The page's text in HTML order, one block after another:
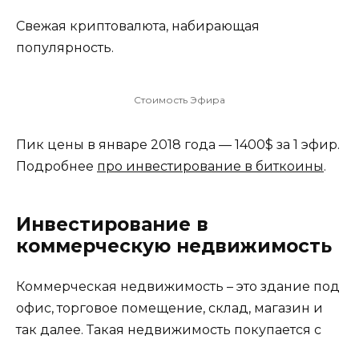
Свежая криптовалюта, набирающая
популярность.
Стоимость Эфира
Пик цены в январе 2018 года — 1400$ за 1 эфир.
Подробнее про инвестирование в биткоины.
Инвестирование в
коммерческую недвижимость
Коммерческая недвижимость – это здание под
офис, торговое помещение, склад, магазин и
так далее. Такая недвижимость покупается с